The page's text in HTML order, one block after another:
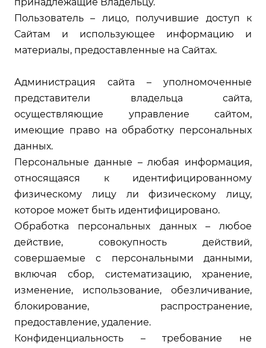
Пользователь – лицо, получившие доступ к
Сайтам и использующее информацию и
материалы, предоставленные на Сайтах.
Администрация сайта – уполномоченные
представители владельца сайта,
осуществляющие управление сайтом,
имеющие право на обработку персональных
данных.
Персональные данные – любая информация,
относящаяся к идентифицированному
физическому лицу ли физическому лицу,
которое может быть идентифицировано.
Обработка персональных данных – любое
действие, совокупность действий,
совершаемые с персональными данными,
включая сбор, систематизацию, хранение,
изменение, использование, обезличивание,
блокирование, распространение,
предоставление, удаление.
Конфиденциальность – требование не